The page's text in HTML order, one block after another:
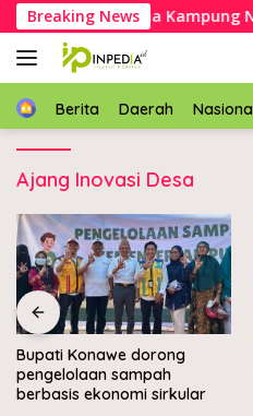
Langsung
ke
konten
Breaking News
batu pertama Kampung
HomeBerita Daerah
Ajang Inovasi Desa
Bupati Konawe dorong
pengelolaan sampah
berbasis ekonomi sirkular